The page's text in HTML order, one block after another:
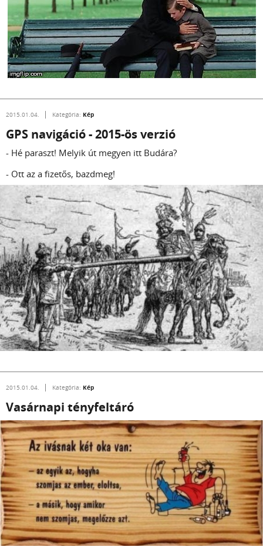
2015.01.04. Kategória: Kép
GPS navigáció - 2015-ös verzió
- Hé paraszt! Melyik út megyen itt Budára?
- Ott az a fizetős, bazdmeg!
2015.01.04. Kategória: Kép
Vasárnapi tényfeltáró